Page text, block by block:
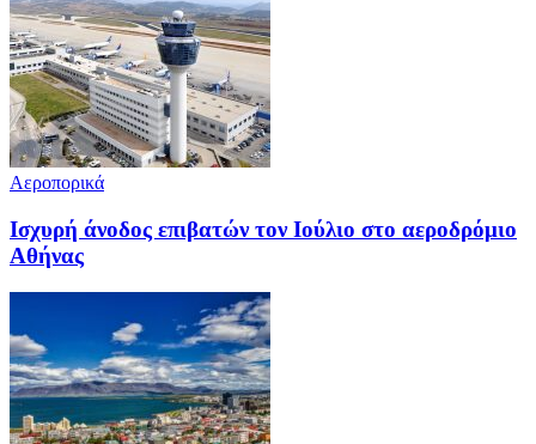
Αεροπορικά
Ισχυρή άνοδος επιβατών τον Ιούλιο στο αεροδρόμιο
Αθήνας